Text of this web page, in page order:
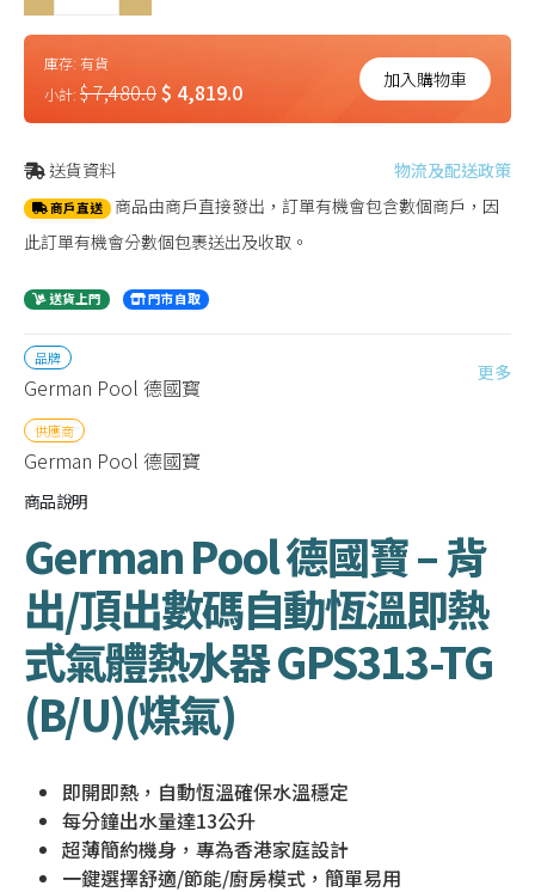
庫存: 有貨
小計: $ 7,480.0$ 4,819.0 加入購物車
送貨資料 物流及配送政策
商戶直送 商品由商戶直接發出，訂單有機會包含數個商戶，因
此訂單有機會分數個包裹送出及收取。
送貨上門 門市自取
品牌
German Pool 德國寳
更多
供應商
German Pool 德國寶
商品說明
German Pool 德國寶 – 背
出/頂出數碼自動恆溫即熱
式氣體熱水器 GPS313-TG
(B/U)(煤氣)
即開即熱，自動恆溫確保水溫穩定
每分鐘出水量達13公升
超薄簡約機身，專為香港家庭設計
一鍵選擇舒適/節能/廚房模式，簡單易用